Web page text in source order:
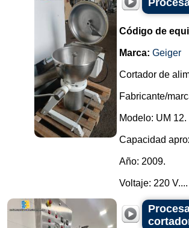
Código de
Marca: Geiger
Cortador de
Fabricante/
Modelo: UM 12.
Capacidad
Año: 2009.
Voltaje: 220 V....